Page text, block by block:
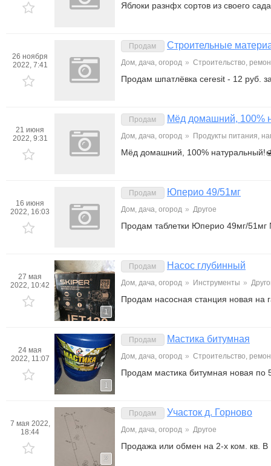
Яблоки разнфх сортов из своего
26 ноября
2022, 7:41
Продам Строительные
Дом, дача, огород » Строительство,
Продам шпатлёвка ceresit - 12 руб.
21 июня
2022, 9:31
Продам Мёд домашний, 100%
Дом, дача, огород » Продукты питания,
Мёд домашний, 100%
16 июня
2022, 16:03
Продам Юперио 49/51мг
Дом, дача, огород » Другое
Продам таблетки Юперио 49мг/
27 мая
2022, 10:42
1
Продам Насос глубинный
Дом, дача, огород » Инструменты »
Продам насосная станция новая на
24 мая
2022, 11:07
1
Продам Мастика битумная
Дом, дача, огород » Строительство,
Продам мастика битумная новая по
7 мая 2022,
18:44
2
Продам Участок д. Горново
Дом, дача, огород » Другое
Продажа или обмен на 2-х ком. кв.